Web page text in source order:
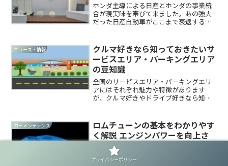
ホンダ主導による日産とホンダの事業統
合が現実味を帯びて来ました。あの強大
だった日産自動車がここまで衰退するな
しかったですが、今回はもっと悲しく厳
しい話しですね。関連...
ニュース・情報
クルマ好きなら知っておきたいサ
ービスエリア・パーキングエリア
の豆知識
全国のサービスエリア・パーキングエリ
アにはそれぞれ魅力や特徴があります
が、クルマ好きやドライブ好きなら知っ
SA/PAをまとめてみます。関連記事関連記
事高速道路のSA/PA...
カーメンテナンス
ロムチューンの基本をわかりやす
く解説 エンジンパワーを向上さ
せる方法
一般的にロムチューンは危険なチューニ
プライバシーポリシー